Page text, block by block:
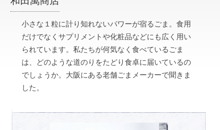
小さな１粒に計り知れないパワーが宿るごま。食用
だけでなくサプリメントや化粧品などにも広く用い
られています。私たちが何気なく食べているごま
は、どのような道のりをたどり食卓に届いているの
でしょうか。大阪にある老舗ごまメーカーで聞きま
した。